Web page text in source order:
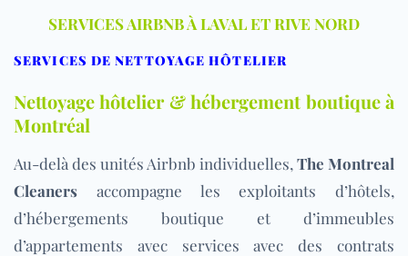
SERVICES AIRBNB À LAVAL ET RIVE NORD
SERVICES DE NETTOYAGE HÔTELIER
Nettoyage hôtelier & hébergement boutique à
Montréal
Au-delà des unités Airbnb individuelles, The Montreal
Cleaners accompagne les exploitants d’hôtels,
d’hébergements boutique et d’immeubles
d’appartements avec services avec des contrats